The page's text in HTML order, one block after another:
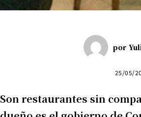
por
25/05/
Son restaurantes sin